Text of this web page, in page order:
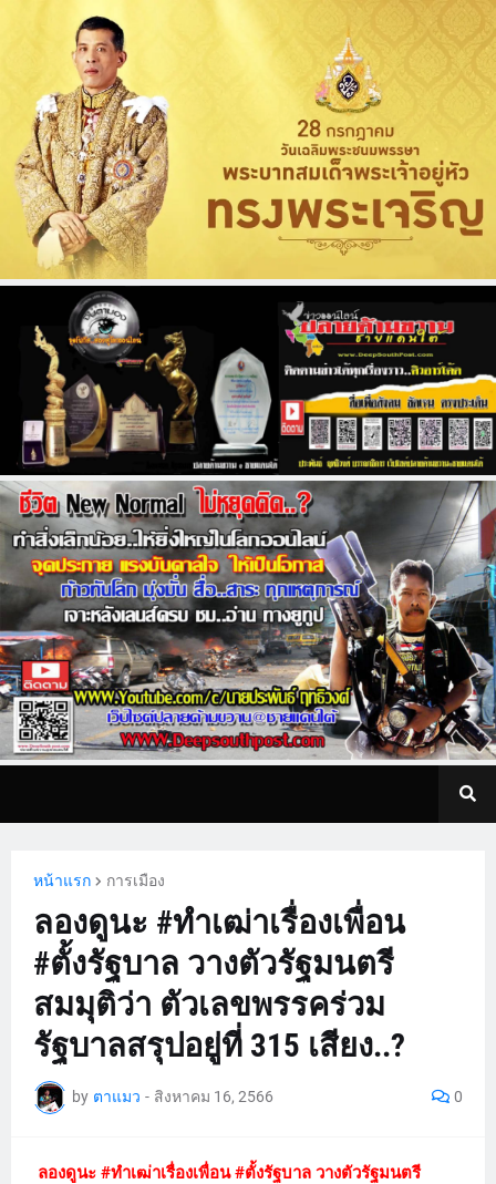
หน้าแรก การเมือง
ลองดูนะ #ทำเฒ่าเรื่องเพื่อน
#ตั้งรัฐบาล วางตัวรัฐมนตรี
สมมุติว่า ตัวเลขพรรคร่วม
รัฐบาลสรุปอยู่ที่ 315 เสียง..?
by ตาแมว - สิงหาคม 16, 2566 0
ลองดูนะ #ทำเฒ่าเรื่องเพื่อน #ตั้งรัฐบาล วางตัวรัฐมนตรี